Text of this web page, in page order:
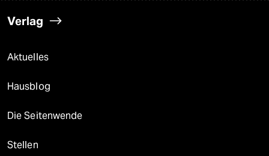
Verlag
Aktuelles
Hausblog
Die Seitenwende
Stellen